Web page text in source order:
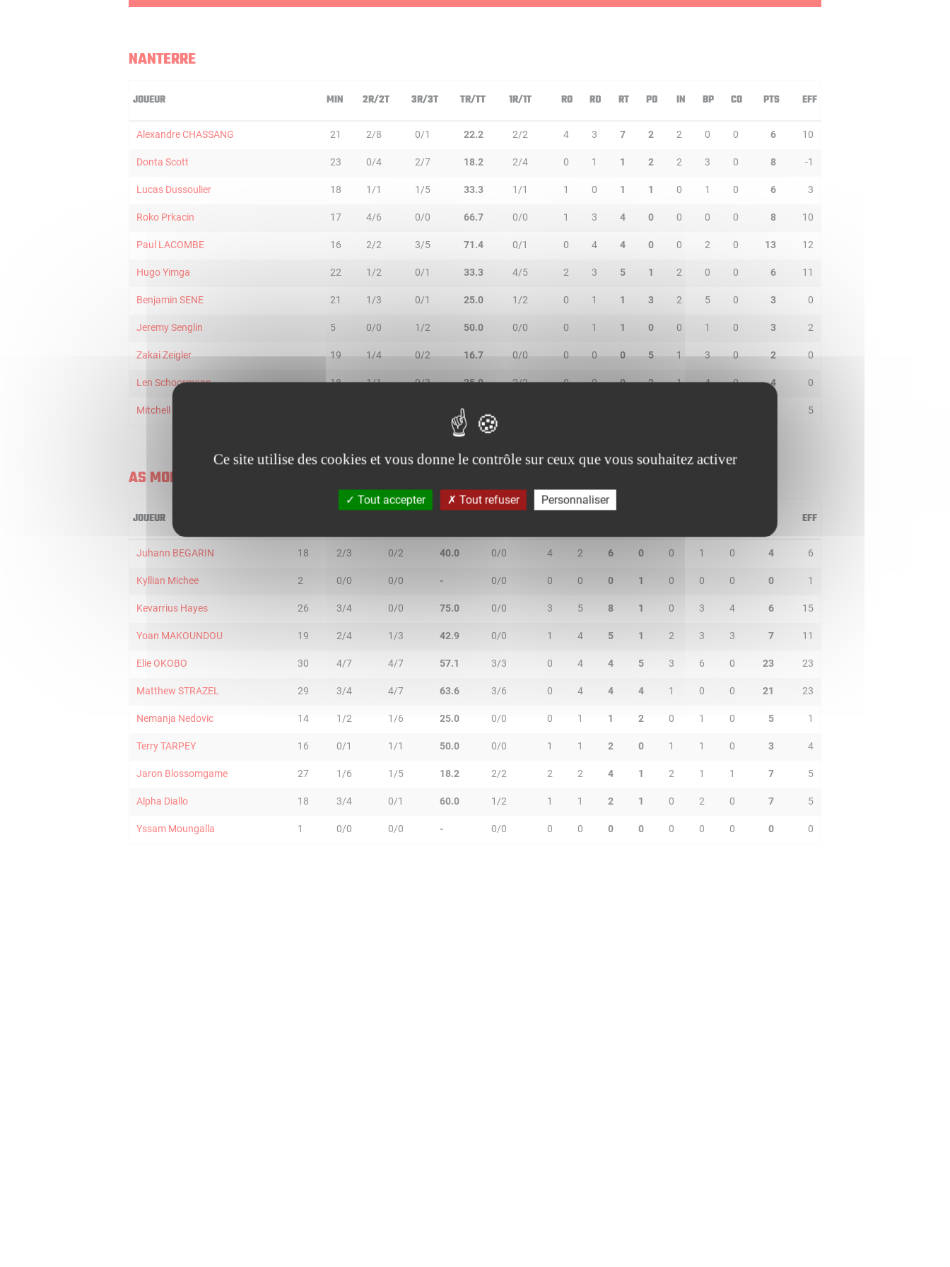
NANTERRE
JOUEUR MIN 2R/2T 3R/3T TR/TT 1R/1T RO RD RT PD IN BP CO PTS EFF
Alexandre CHASSANG 21 2/8 0/1 22.2 2/2 4 3 7 2 2 0 0 6 10
Donta Scott 23 0/4 2/7 18.2 2/4 0 1 1 2 2 3 0 8 -1
Lucas Dussoulier 18 1/1 1/5 33.3 1/1 1 0 1 1 0 1 0 6 3
Roko Prkacin 17 4/6 0/0 66.7 0/0 1 3 4 0 0 0 0 8 10
Paul LACOMBE 16 2/2 3/5 71.4 0/1 0 4 4 0 0 2 0 13 12
Hugo Yimga 22 1/2 0/1 33.3 4/5 2 3 5 1 2 0 0 6 11
Benjamin SENE 21 1/3 0/1 25.0 1/2 0 1 1 3 2 5 0 3 0
Jeremy Senglin 5 0/0 1/2 50.0 0/0 0 1 1 0 0 1 0 3 2
Zakai Zeigler 19 1/4 0/2 16.7 0/0 0 0 0 5 1 3 0 2 0
Len Schoormann 18 1/1 0/3 25.0 2/2 0 0 0 2 1 4 0 4 0
Mitchell Puttkammer-Saxen 25.0 5
AS MONACO
JOUEUR EFF
Juhann BEGARIN 18 2/3 0/2 40.0 0/0 4 2 6 0 0 1 0 4 6
Kyllian Michee 2 0/0 0/0 - 0/0 0 0 0 1 0 0 0 0 1
Kevarrius Hayes 26 3/4 0/0 75.0 0/0 3 5 8 1 0 3 4 6 15
Yoan MAKOUNDOU 19 2/4 1/3 42.9 0/0 1 4 5 1 2 3 3 7 11
Elie OKOBO 30 4/7 4/7 57.1 3/3 0 4 4 5 3 6 0 23 23
Matthew STRAZEL 29 3/4 4/7 63.6 3/6 0 4 4 4 1 0 0 21 23
Nemanja Nedovic 14 1/2 1/6 25.0 0/0 0 1 1 2 0 1 0 5 1
Terry TARPEY 16 0/1 1/1 50.0 0/0 1 1 2 0 1 1 0 3 4
Jaron Blossomgame 27 1/6 1/5 18.2 2/2 2 2 4 1 2 1 1 7 5
Alpha Diallo 18 3/4 0/1 60.0 1/2 1 1 2 1 0 2 0 7 5
Yssam Moungalla 1 0/0 0/0 - 0/0 0 0 0 0 0 0 0 0 0
Ce site utilise des cookies et vous donne le contrôle sur ceux que vous souhaitez activer
Tout accepter Tout refuser Personnaliser